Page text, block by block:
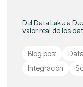
Del Data Lake a
valor real de los
Blog post
Integración